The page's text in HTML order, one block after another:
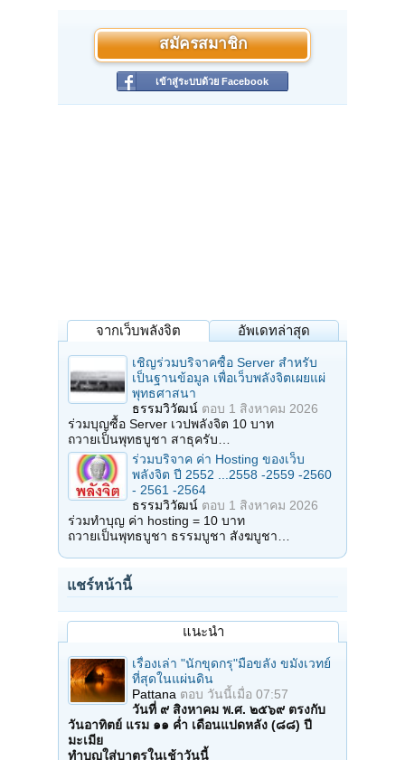
สมัครสมาชิก
เข้าสู่ระบบด้วย Facebook
จากเว็บพลังจิต อัพเดทล่าสุด
เชิญร่วมบริจาคซื้อ Server สำหรับ
เป็นฐานข้อมูล เพื่อเว็บพลังจิตเผยแผ่
พุทธศาสนา
ธรรมวิวัฒน์ ตอบ 1 สิงหาคม 2026
ร่วมบุญซื้อ Server เวปพลังจิต 10 บาท
ถวายเป็นพุทธบูชา สาธุครับ…
ร่วมบริจาค ค่า Hosting ของเว็บ
พลังจิต ปี 2552 ...2558 -2559 -2560
- 2561 -2564
ธรรมวิวัฒน์ ตอบ 1 สิงหาคม 2026
ร่วมทำบุญ ค่า hosting = 10 บาท
ถวายเป็นพุทธบูชา ธรรมบูชา สังฆบูชา…
แชร์หน้านี้
แนะนำ
เรื่องเล่า "นักขุดกรุ"มือขลัง ขมังเวทย์
ที่สุดในแผ่นดิน
Pattana ตอบ วันนี้เมื่อ 07:57
วันที่ ๙ สิงหาคม พ.ศ. ๒๕๖๙ ตรงกับ
วันอาทิตย์ แรม ๑๑ ค่ำ เดือนแปดหลัง (๘๘) ปี
มะเมีย
ทำบุญใส่บาตรในเช้าวันนี้